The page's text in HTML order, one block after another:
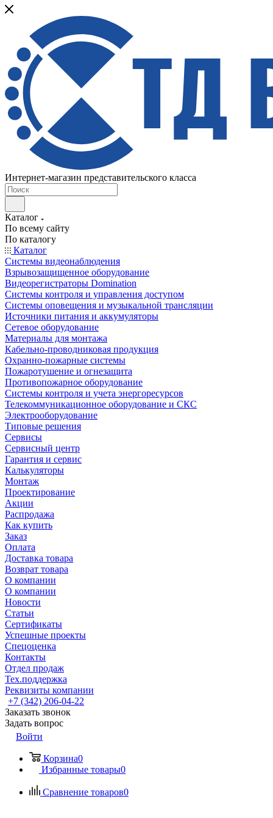
Интернет-магазин представительского класса
Каталог
По всему сайту
По каталогу
Каталог
Системы видеонаблюдения
Взрывозащищенное оборудование
Видеорегистраторы Domination
Системы контроля и управления доступом
Системы оповещения и музыкальной трансляции
Источники питания и аккумуляторы
Сетевое оборудование
Материалы для монтажа
Кабельно-проводниковая продукция
Охранно-пожарные системы
Пожаротушение и огнезащита
Противопожарное оборудование
Системы контроля и учета энергоресурсов
Телекоммуникационное оборудование и СКС
Электрооборудование
Типовые решения
Сервисы
Сервисный центр
Гарантия и сервис
Калькуляторы
Монтаж
Проектирование
Акции
Распродажа
Как купить
Заказ
Оплата
Доставка товара
Возврат товара
О компании
О компании
Новости
Статьи
Сертификаты
Успешные проекты
Спецоценка
Контакты
Отдел продаж
Тех.поддержка
Реквизиты компании
+7 (342) 206-04-22
Заказать звонок
Задать вопрос
Войти
Корзина0
Избранные товары0
Сравнение товаров0